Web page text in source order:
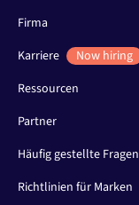
Firma
Karriere
Now hiring
Ressourcen
Partner
Häufig gestellte Fragen
Richtlinien für Marken